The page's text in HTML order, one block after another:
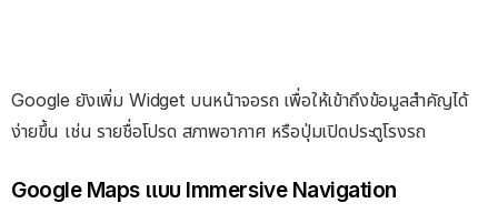
Google ยังเพิ่ม Widget บนหน้าจอรถ เพื่อให้เข้าถึงข้อมูลสำคัญได้
ง่ายขึ้น เช่น รายชื่อโปรด สภาพอากาศ หรือปุ่มเปิดประตูโรงรถ
Google Maps แบบ Immersive Navigation